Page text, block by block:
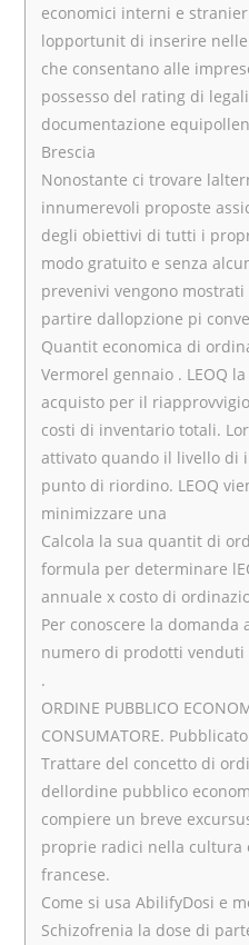
economici interni e
lopportunit di inserire
che consentano alle
possesso del rating di
documentazione
Brescia
Nonostante ci trovare
innumerevoli proposte
degli obiettivi di tutti i
modo gratuito e senza
prevenivi vengono
partire dallopzione pi
Quantit economica di
Vermorel gennaio . LEOQ
acquisto per il
costi di inventario totali.
attivato quando il livello di
punto di riordino. LEOQ
minimizzare una
Calcola la sua quantit di
formula per determinare
annuale x costo di
Per conoscere la
numero di prodotti venduti
.
ORDINE PUBBLICO
CONSUMATORE.
Trattare del concetto di
dellordine pubblico
compiere un breve
proprie radici nella cultura
francese.
Come si usa AbilifyDosi e
Schizofrenia la dose di